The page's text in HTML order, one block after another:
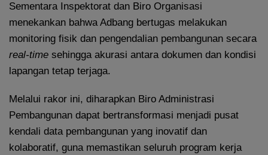
Sementara Inspektorat dan Biro Organisasi
menekankan bahwa Adbang bertugas melakukan
monitoring fisik dan pengendalian pembangunan secara
real-time sehingga akurasi antara dokumen dan kondisi
lapangan tetap terjaga.
Melalui rakor ini, diharapkan Biro Administrasi
Pembangunan dapat bertransformasi menjadi pusat
kendali data pembangunan yang inovatif dan
kolaboratif, guna memastikan seluruh program kerja